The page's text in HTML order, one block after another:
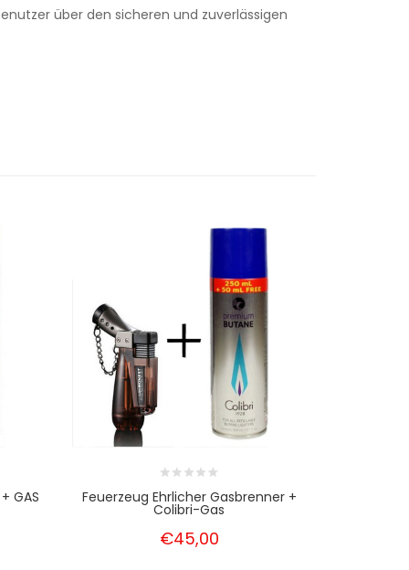
über den sicheren und zuverlässigen
GAS Feuerzeug Ehrlicher Gasbrenner +
Colibri-Gas
€45,00